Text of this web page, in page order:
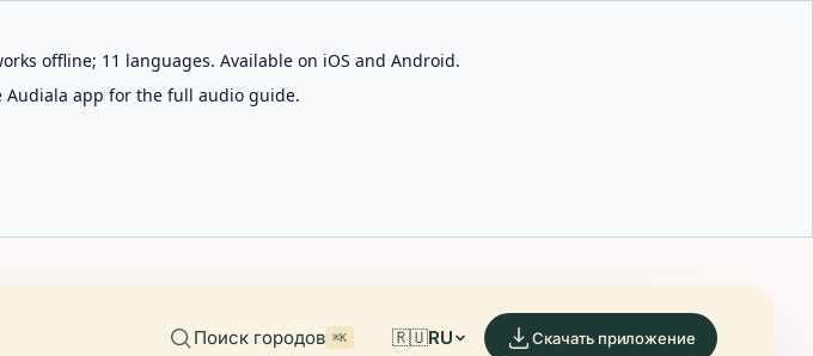
offline; 11 languages. Available on iOS and Android.
Audiala app for the full audio guide.
Поиск городов ⌘K 🇷🇺RU Скачать приложение